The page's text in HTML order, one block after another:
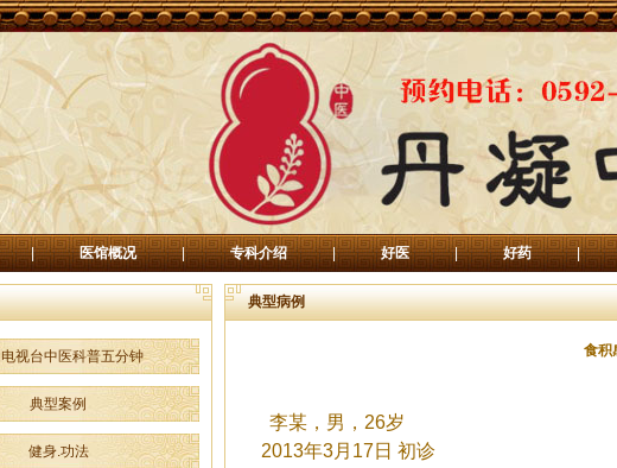
| 医馆概况 | 专科介绍 | 好医 | 好药 |
视台中医科普五分钟
典型案例
健身.功法
典型病例
食积
李某， 男， 26岁
2013年3月17日 初诊